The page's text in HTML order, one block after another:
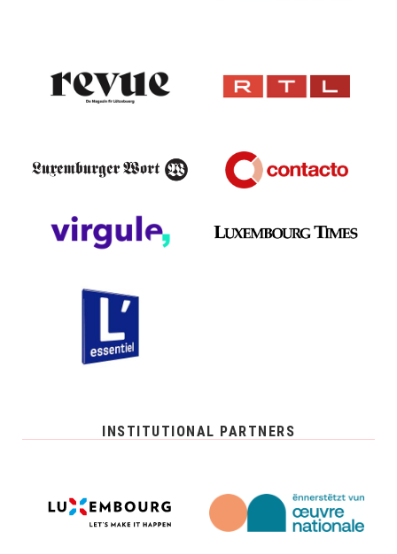
INSTITUTIONAL PARTNERS